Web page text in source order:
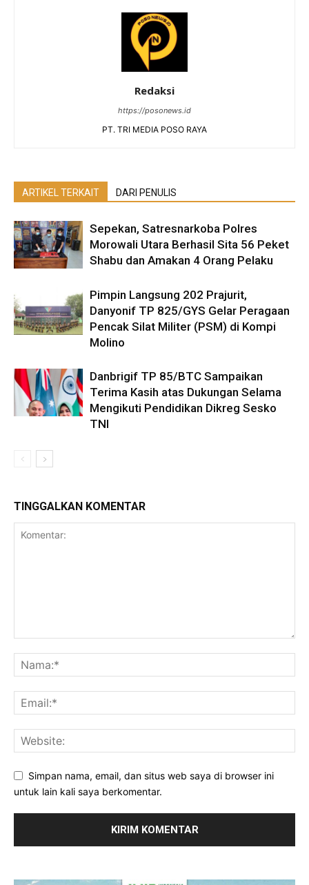
Redaksi
https://posonews.id
PT. TRI MEDIA POSO RAYA
ARTIKEL TERKAIT DARI PENULIS
Sepekan, Satresnarkoba Polres
Morowali Utara Berhasil Sita 56 Peket
Shabu dan Amakan 4 Orang Pelaku
Pimpin Langsung 202 Prajurit,
Danyonif TP 825/GYS Gelar Peragaan
Pencak Silat Militer (PSM) di Kompi
Molino
Danbrigif TP 85/BTC Sampaikan
Terima Kasih atas Dukungan Selama
Mengikuti Pendidikan Dikreg Sesko
TNI
TINGGALKAN KOMENTAR
Simpan nama, email, dan situs web saya di browser ini
untuk lain kali saya berkomentar.